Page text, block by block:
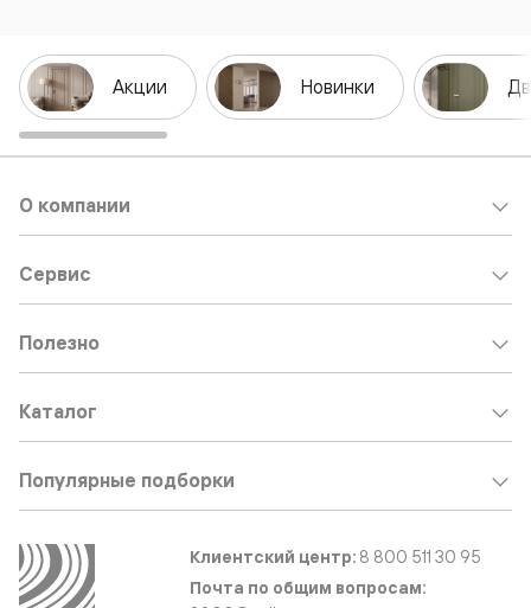
Акции Новинки
О компании
Сервис
Полезно
Каталог
Популярные подборки
Клиентский центр: 8 800 511 30 95
Почта по общим вопросам: